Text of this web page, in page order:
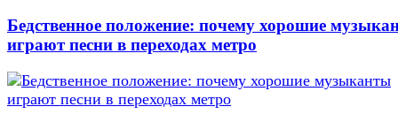
Бедственное положение: почему хорошие
играют песни в переходах метро